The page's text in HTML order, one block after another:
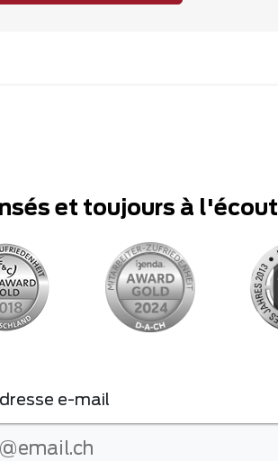
et toujours à
e-mail